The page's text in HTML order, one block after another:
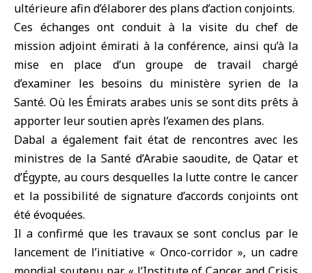
ultérieure afin d’élaborer des plans d’action conjoints.
Ces échanges ont conduit à la visite du chef de
mission adjoint émirati à la conférence, ainsi qu’à la
mise en place d’un groupe de travail chargé
d’examiner les besoins du ministère syrien de la
Santé. Où les Émirats arabes unis se sont dits prêts à
apporter leur soutien après l’examen des plans.
Dabal a également fait état de rencontres avec les
ministres de la Santé d’Arabie saoudite, de Qatar et
d’Égypte, au cours desquelles la lutte contre le cancer
et la possibilité de signature d’accords conjoints ont
été évoquées.
Il a confirmé que les travaux se sont conclus par le
lancement de l’initiative « Onco-corridor», un cadre